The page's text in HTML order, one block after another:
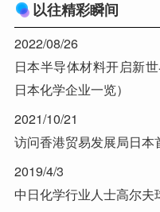
以往精彩瞬间
2022/08/26
日本半导体材料开启新
日本化学企业一览）
2021/10/21
访问香港贸易发展局日本
2019/4/3
中日化学行业人士高尔夫